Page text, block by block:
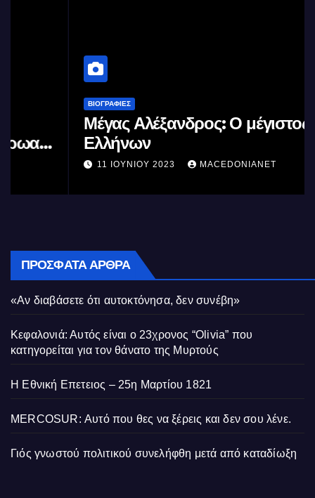
Μέγας Αλέξανδρος: Ο μέγιστος των
Ελλήνων
11 ΙΟΥΝΊΟΥ 2023 MACEDONIANET
ΠΡΌΣΦΑΤΑ ΆΡΘΡΑ
«Αν διαβάσετε ότι αυτοκτόνησα, δεν συνέβη»
Κεφαλονιά: Αυτός είναι ο 23χρονος “Olivia” που
κατηγορείται για τον θάνατο της Μυρτούς
Η Εθνική Επετειος – 25η Μαρτίου 1821
MERCOSUR: Αυτό που θες να ξέρεις και δεν σου λένε.
Γιός γνωστού πολιτικού συνελήφθη μετά από καταδίωξη